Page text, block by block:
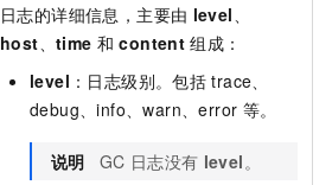
日志的详细信息，主要由 level
host 、time 和 content 组成：
level ：日志级别。包括 trace、
debug、info、warn、error 等。
说明 GC 日志没有 level 。